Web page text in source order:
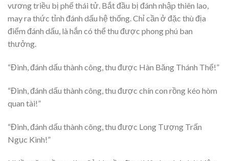
vương triều bị phế thái tử. Bắt đầu bị đánh nhập thiên lao,
may ra thức tỉnh đánh dấu hệ thống. Chỉ cần ở đặc thù địa
điểm đánh dấu, là hắn có thể thu được phong phú ban
thưởng.
“Đinh, đánh dấu thành công, thu được Hàn Băng Thánh Thể!”
“Đinh, đánh dấu thành công, thu được chín con rồng kéo hòm
quan tài!”
“Đinh, đánh dấu thành công, thu được Long Tượng Trấn
Ngục Kình!”